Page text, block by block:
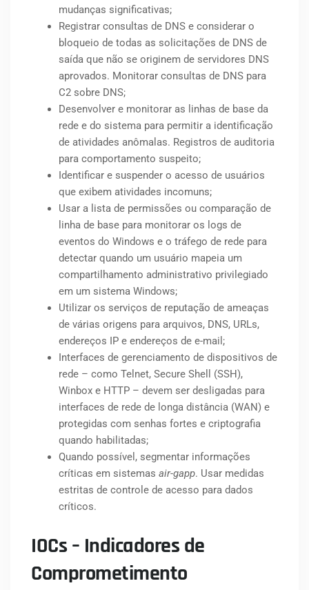
mudanças significativas;
Registrar consultas de DNS e considerar o
bloqueio de todas as solicitações de DNS de
saída que não se originem de servidores DNS
aprovados. Monitorar consultas de DNS para
C2 sobre DNS;
Desenvolver e monitorar as linhas de base da
rede e do sistema para permitir a identificação
de atividades anômalas. Registros de auditoria
para comportamento suspeito;
Identificar e suspender o acesso de usuários
que exibem atividades incomuns;
Usar a lista de permissões ou comparação de
linha de base para monitorar os logs de
eventos do Windows e o tráfego de rede para
detectar quando um usuário mapeia um
compartilhamento administrativo privilegiado
em um sistema Windows;
Utilizar os serviços de reputação de ameaças
de várias origens para arquivos, DNS, URLs,
endereços IP e endereços de e-mail;
Interfaces de gerenciamento de dispositivos de
rede – como Telnet, Secure Shell (SSH),
Winbox e HTTP – devem ser desligadas para
interfaces de rede de longa distância (WAN) e
protegidas com senhas fortes e criptografia
quando habilitadas;
Quando possível, segmentar informações
críticas em sistemas air-gapp. Usar medidas
estritas de controle de acesso para dados
críticos.
IOCs– Indicadores de
Comprometimento